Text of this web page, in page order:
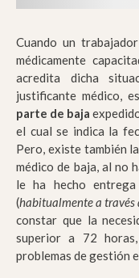
Cuando un
médicamente
acredita dicha
justificante médico,
parte de baja
el cual se indica la
Pero, existe también
médico de baja, al no
le ha hecho
(habitualmente a
constar que la
superior a 72
problemas de gestión